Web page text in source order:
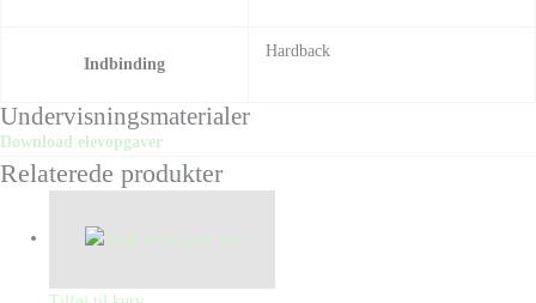
Indbinding
Hardback
Undervisningsmaterialer
Download elevopgaver
Relaterede produkter